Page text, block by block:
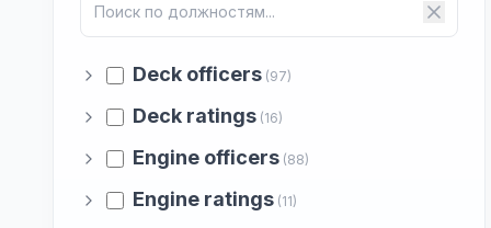
Deck officers (97)
Deck ratings (16)
Engine officers (88)
Engine ratings (11)